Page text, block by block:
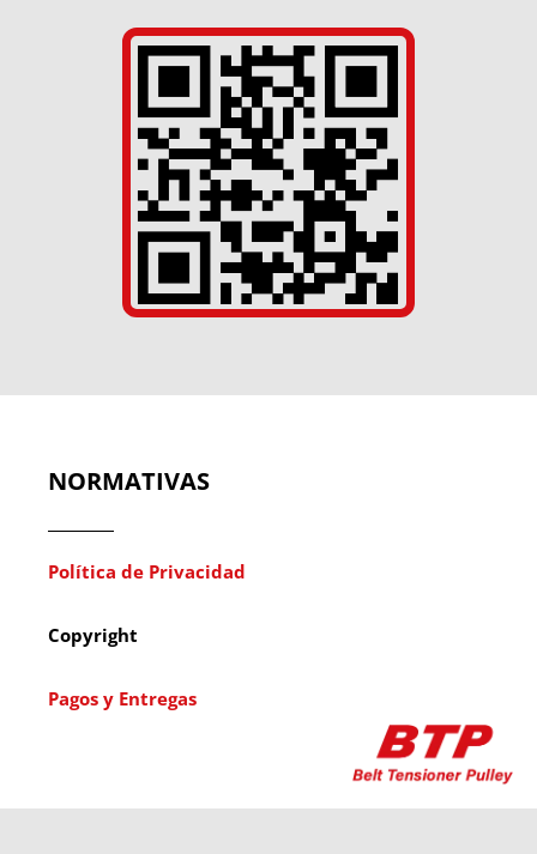
NORMATIVAS
Política de Privacidad
Copyright
Pagos y Entregas